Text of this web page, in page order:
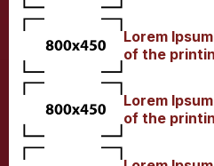
Lorem
of the
Lorem
of the